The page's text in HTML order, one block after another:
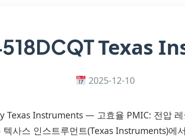
Texas
2025-12-10
Texas Instruments — 고효율 PMIC: 전압
텍사스 인스트루먼트(Texas Instruments)에